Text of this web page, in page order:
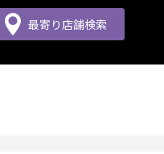
最寄り店舗検索